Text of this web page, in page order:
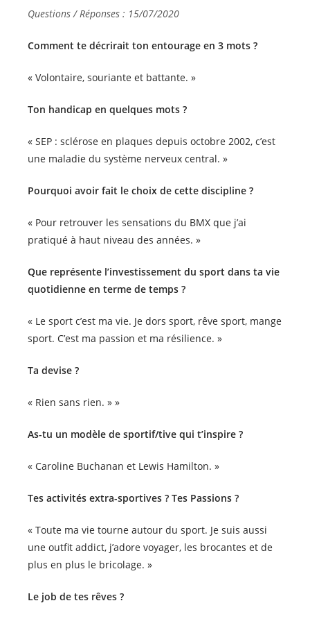
Questions / Réponses : 15/07/2020
Comment te décrirait ton entourage en 3 mots ?
« Volontaire, souriante et battante. »
Ton handicap en quelques mots ?
« SEP : sclérose en plaques depuis octobre 2002, c’est
une maladie du système nerveux central. »
Pourquoi avoir fait le choix de cette discipline ?
« Pour retrouver les sensations du BMX que j’ai
pratiqué à haut niveau des années. »
Que représente l’investissement du sport dans ta vie
quotidienne en terme de temps ?
« Le sport c’est ma vie. Je dors sport, rêve sport, mange
sport. C’est ma passion et ma résilience. »
Ta devise ?
« Rien sans rien. » »
As-tu un modèle de sportif/tive qui t’inspire ?
« Caroline Buchanan et Lewis Hamilton. »
Tes activités extra-sportives ? Tes Passions ?
« Toute ma vie tourne autour du sport. Je suis aussi
une outfit addict, j’adore voyager, les brocantes et de
plus en plus le bricolage. »
Le job de tes rêves ?